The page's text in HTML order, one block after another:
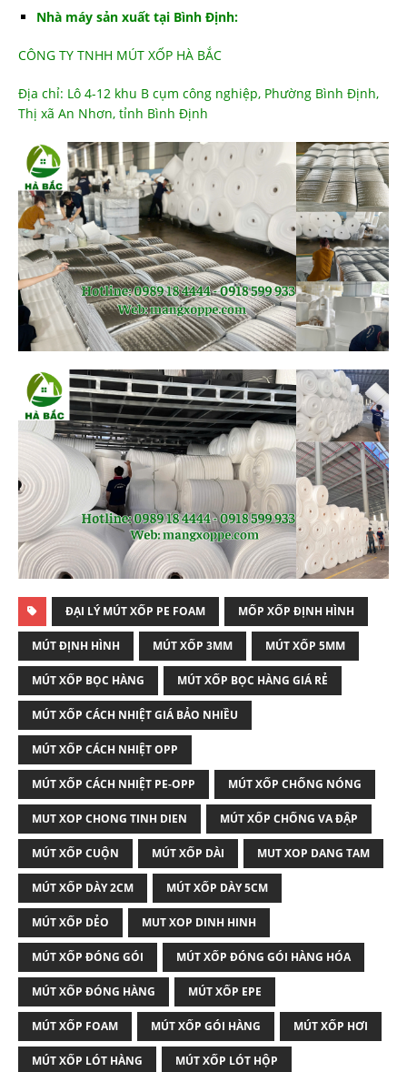
Nhà máy sản xuất tại Bình Định:
CÔNG TY TNHH MÚT XỐP HÀ BẮC
Địa chỉ: Lô 4-12 khu B cụm công nghiệp, Phường Bình Định,
Thị xã An Nhơn, tỉnh Bình Định
ĐẠI LÝ MÚT XỐP PE FOAM MỐP XỐP ĐỊNH HÌNH
MÚT ĐỊNH HÌNH MÚT XỐP 3MM MÚT XỐP 5MM
MÚT XỐP BỌC HÀNG MÚT XỐP BỌC HÀNG GIÁ RẺ
MÚT XỐP CÁCH NHIỆT GIÁ BẢO NHIỀU
MÚT XỐP CÁCH NHIỆT OPP
MÚT XỐP CÁCH NHIỆT PE-OPP MÚT XỐP CHỐNG NÓNG
MUT XOP CHONG TINH DIEN MÚT XỐP CHỐNG VA ĐẬP
MÚT XỐP CUỘN MÚT XỐP DÀI MUT XOP DANG TAM
MÚT XỐP DÀY 2CM MÚT XỐP DÀY 5CM
MÚT XỐP DẺO MUT XOP DINH HINH
MÚT XỐP ĐÓNG GÓI MÚT XỐP ĐÓNG GÓI HÀNG HÓA
MÚT XỐP ĐÓNG HÀNG MÚT XỐP EPE
MÚT XỐP FOAM MÚT XỐP GÓI HÀNG MÚT XỐP HƠI
MÚT XỐP LÓT HÀNG MÚT XỐP LÓT HỘP